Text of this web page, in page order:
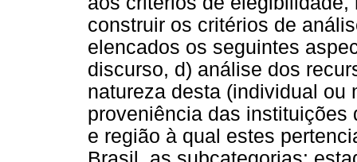
construir os critérios de
elencados os seguintes
discurso, d) análise dos
natureza desta (individual ou
proveniência das instituições
e região à qual estes